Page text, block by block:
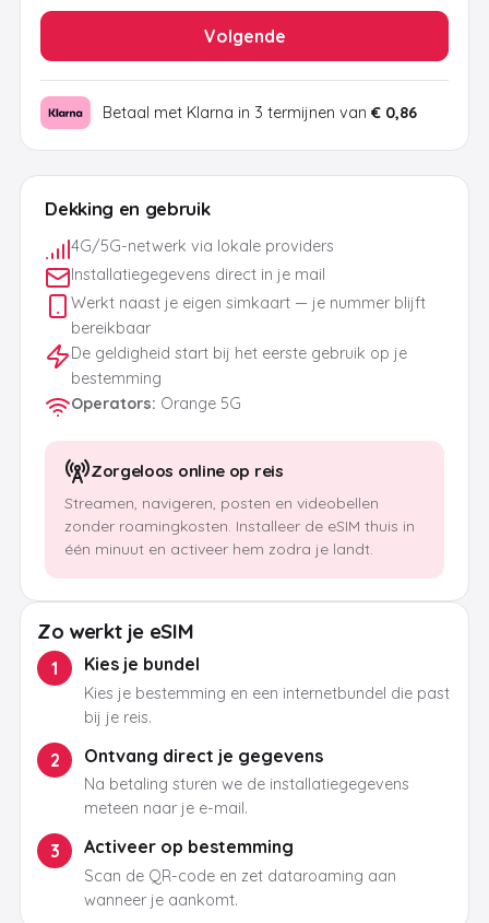
Dekking en gebruik
4G/5G-netwerk via lokale providers
Installatiegegevens direct in je mail
Werkt naast je eigen simkaart — je nummer blijft
bereikbaar
De geldigheid start bij het eerste gebruik op je
bestemming
Operators: Orange 5G
Zorgeloos online op reis
Streamen, navigeren, posten en videobellen
zonder roamingkosten. Installeer de eSIM thuis in
één minuut en activeer hem zodra je landt.
Zo werkt je eSIM
1 Kies je bundel
Kies je bestemming en een internetbundel die past
bij je reis.
2 Ontvang direct je gegevens
Na betaling sturen we de installatiegegevens
meteen naar je e-mail.
3 Activeer op bestemming
Scan de QR-code en zet dataroaming aan
wanneer je aankomt.
Volgende
Betaal met Klarna in 3 termijnen van € 0,86